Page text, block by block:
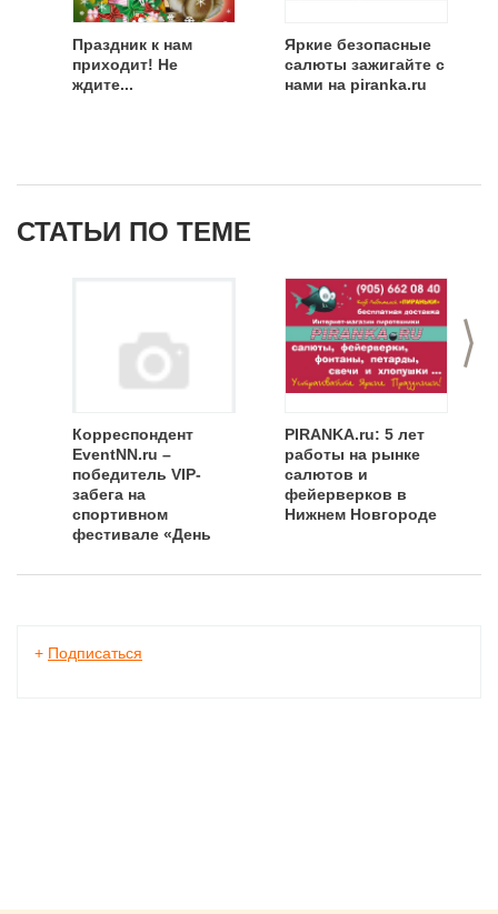
Праздник к нам
приходит! Не
ждите...
Яркие безопасные
салюты зажигайте с
нами на piranka.ru
СТАТЬИ ПО ТЕМЕ
>
Корреспондент
EventNN.ru –
победитель VIP-
забега на
спортивном
фестивале «День
PIRANKA.ru: 5 лет
работы на рынке
салютов и
фейерверков в
Нижнем Новгороде
+ Подписаться